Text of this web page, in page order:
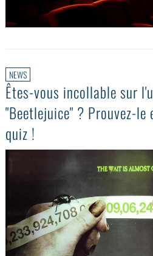
NEWS
Êtes-vous incollable sur
"Beetlejuice" ? Prouvez-
quiz !